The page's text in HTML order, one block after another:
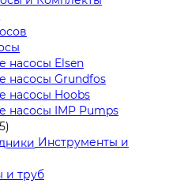
насосы Elsen
насосы Grundfos
насосы Hoobs
насосы IMP Pumps
Инструменты и
и труб